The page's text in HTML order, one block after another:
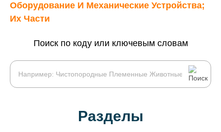
Оборудование И Механические Устройства;
Их Части
Поиск по коду или ключевым словам
Разделы